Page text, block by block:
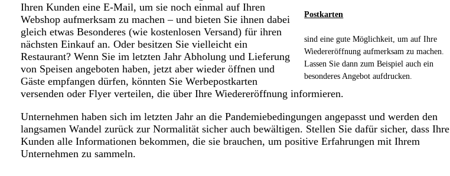
Postkarten
sind eine gute Möglichkeit, um auf Ihre
Wiedereröffnung aufmerksam zu machen.
Lassen Sie dann zum Beispiel auch ein
besonderes Angebot aufdrucken.
Ihren Kunden eine E-Mail, um sie noch einmal auf Ihren
Webshop aufmerksam zu machen – und bieten Sie ihnen dabei
gleich etwas Besonderes (wie kostenlosen Versand) für ihren
nächsten Einkauf an. Oder besitzen Sie vielleicht ein
Restaurant? Wenn Sie im letzten Jahr Abholung und Lieferung
von Speisen angeboten haben, jetzt aber wieder öffnen und
Gäste empfangen dürfen, könnten Sie Werbepostkarten
versenden oder Flyer verteilen, die über Ihre Wiedereröffnung informieren.
Unternehmen haben sich im letzten Jahr an die Pandemiebedingungen angepasst und werden den
langsamen Wandel zurück zur Normalität sicher auch bewältigen. Stellen Sie dafür sicher, dass Ihre
Kunden alle Informationen bekommen, die sie brauchen, um positive Erfahrungen mit Ihrem
Unternehmen zu sammeln.